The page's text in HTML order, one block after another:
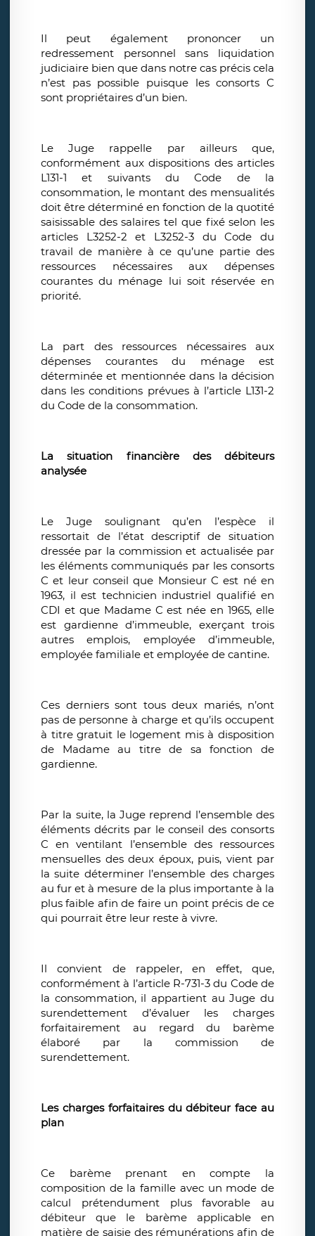
Il peut également prononcer un
redressement personnel sans liquidation
judiciaire bien que dans notre cas précis cela
n’est pas possible puisque les consorts C
sont propriétaires d’un bien.
Le Juge rappelle par ailleurs que,
conformément aux dispositions des articles
L131-1 et suivants du Code de la
consommation, le montant des mensualités
doit être déterminé en fonction de la quotité
saisissable des salaires tel que fixé selon les
articles L3252-2 et L3252-3 du Code du
travail de manière à ce qu’une partie des
ressources nécessaires aux dépenses
courantes du ménage lui soit réservée en
priorité.
La part des ressources nécessaires aux
dépenses courantes du ménage est
déterminée et mentionnée dans la décision
dans les conditions prévues à l’article L131-2
du Code de la consommation.
La situation financière des débiteurs
analysée
Le Juge soulignant qu’en l’espèce il
ressortait de l’état descriptif de situation
dressée par la commission et actualisée par
les éléments communiqués par les consorts
C et leur conseil que Monsieur C est né en
1963, il est technicien industriel qualifié en
CDI et que Madame C est née en 1965, elle
est gardienne d’immeuble, exerçant trois
autres emplois, employée d’immeuble,
employée familiale et employée de cantine.
Ces derniers sont tous deux mariés, n’ont
pas de personne à charge et qu’ils occupent
à titre gratuit le logement mis à disposition
de Madame au titre de sa fonction de
gardienne.
Par la suite, la Juge reprend l’ensemble des
éléments décrits par le conseil des consorts
C en ventilant l’ensemble des ressources
mensuelles des deux époux, puis, vient par
la suite déterminer l’ensemble des charges
au fur et à mesure de la plus importante à la
plus faible afin de faire un point précis de ce
qui pourrait être leur reste à vivre.
Il convient de rappeler, en effet, que,
conformément à l’article R-731-3 du Code de
la consommation, il appartient au Juge du
surendettement d’évaluer les charges
forfaitairement au regard du barème
élaboré par la commission de
surendettement.
Les charges forfaitaires du débiteur face au
plan
Ce barème prenant en compte la
composition de la famille avec un mode de
calcul prétendument plus favorable au
débiteur que le barème applicable en
matière de saisie des rémunérations afin de